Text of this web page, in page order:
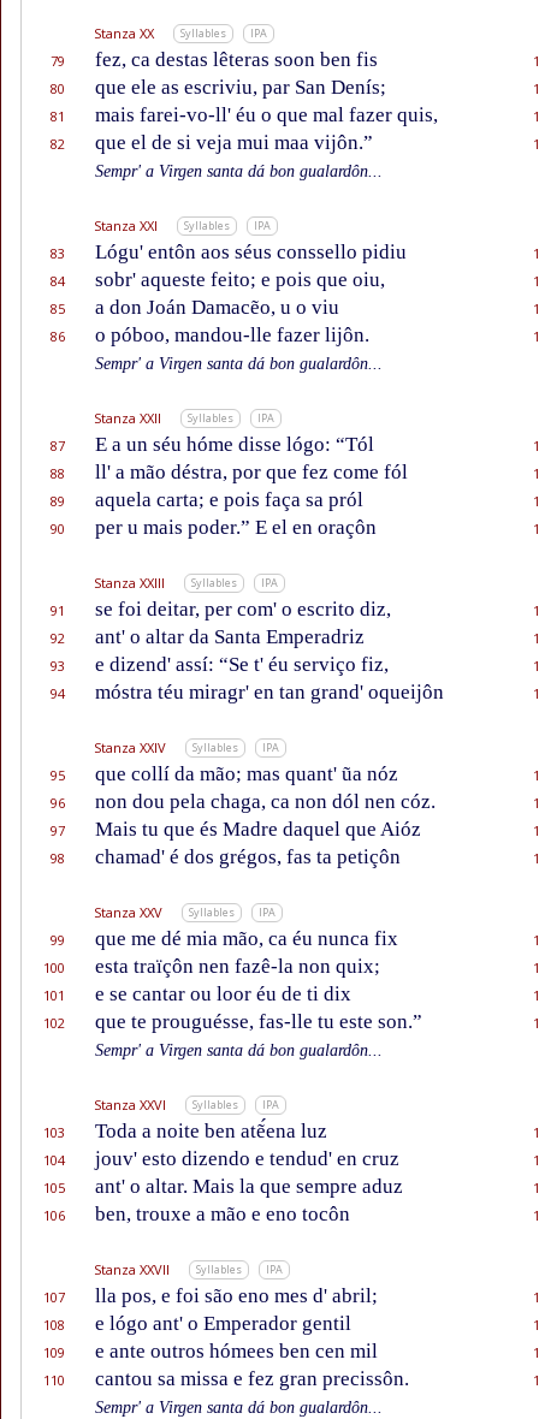
Stanza XX Syllables IPA
79 fez, ca destas lêteras soon ben fis
80
que ele as escriviu, par San Denís;
81
mais farei-vo-ll' éu o que mal fazer quis,
82
que el de si veja mui maa vijôn.”
Sempr' a Virgen santa dá bon gualardôn...
Stanza XXI Syllables IPA
83 Lógu' entôn aos séus conssello pidiu
84
sobr' aqueste feito; e pois que oiu,
85
a don Joán Damacẽo, u o viu
86
o póboo, mandou-lle fazer lijôn.
Sempr' a Virgen santa dá bon gualardôn...
Stanza XXII Syllables IPA
87 E a un séu hóme disse lógo: “Tól
88
ll' a mão déstra, por que fez come fól
89
aquela carta; e pois faça sa pról
90
per u mais poder.” E el en oraçôn
Stanza XXIII Syllables IPA
91 se foi deitar, per com' o escrito diz,
92
ant' o altar da Santa Emperadriz
93
e dizend' assí: “Se t' éu serviço fiz,
94
móstra téu miragr' en tan grand' oqueijôn
Stanza XXIV Syllables IPA
95 que collí da mão; mas quant' ũa nóz
96
non dou pela chaga, ca non dól nen cóz.
97
Mais tu que és Madre daquel que Aióz
98
chamad' é dos grégos, fas ta petiçôn
Stanza XXV Syllables IPA
99 que me dé mia mão, ca éu nunca fix
100
esta traïçôn nen fazê-la non quix;
101
e se cantar ou loor éu de ti dix
102
que te prouguésse, fas-lle tu este son.”
Sempr' a Virgen santa dá bon gualardôn...
Stanza XXVI Syllables IPA
103 Toda a noite ben atẽ́ena luz
104
jouv' esto dizendo e tendud' en cruz
105
ant' o altar. Mais la que sempre aduz
106
ben, trouxe a mão e eno tocôn
Stanza XXVII Syllables IPA
107 lla pos, e foi são eno mes d' abril;
108
e lógo ant' o Emperador gentil
109
e ante outros hómees ben cen mil
110
cantou sa missa e fez gran precissôn.
Sempr' a Virgen santa dá bon gualardôn...